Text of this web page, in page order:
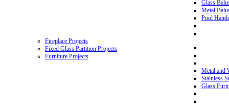
Glass
Metal
Pool
Fireplace Projects
Fixed Glass Partition Projects
Furniture Projects
Metal and
Stainless
Glass